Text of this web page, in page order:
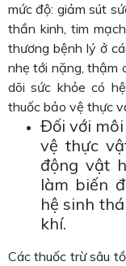
mức độ: giảm sút
thần kinh, tim
thương bệnh lý ở
nhẹ tới nặng,
dõi sức khỏe có
thuốc bảo vệ thực
Đối với
vệ thực
động vật
làm biến
hệ sinh
khí.
Các thuốc trừ sâu